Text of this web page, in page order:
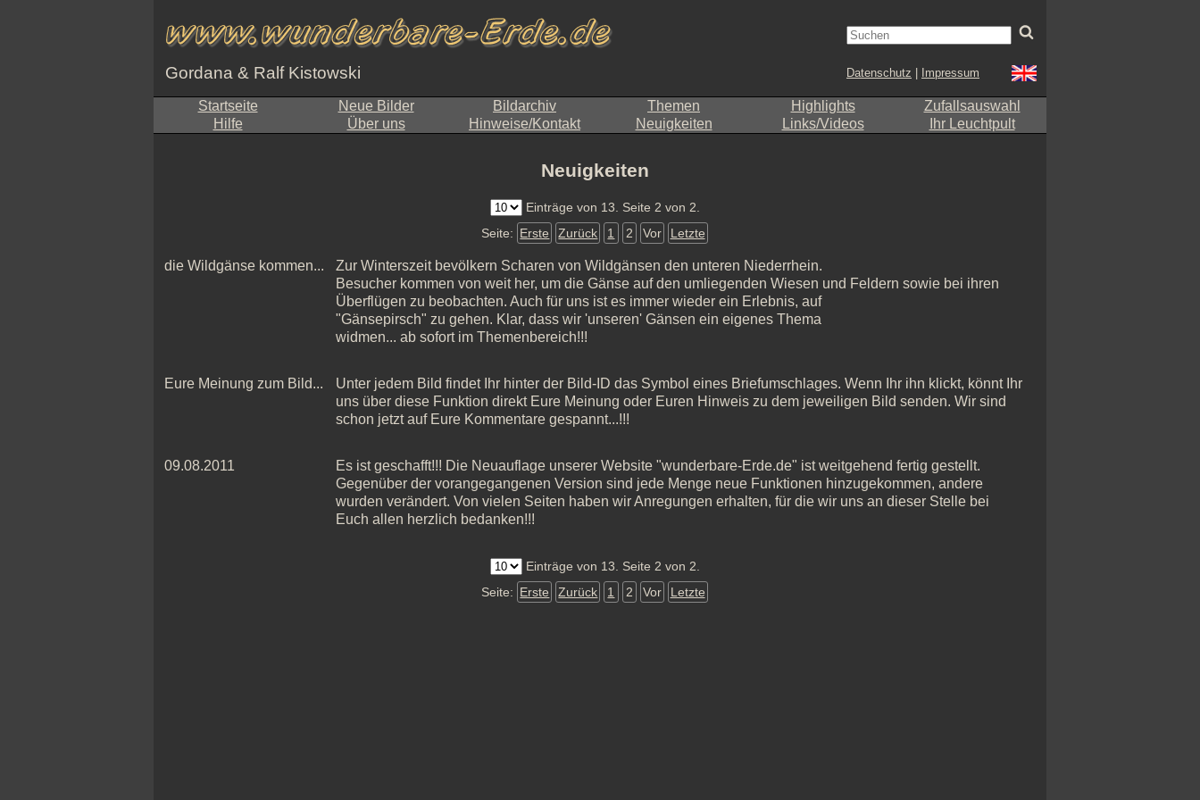
Gordana & Ralf Kistowski Datenschutz Impressum
Startseite Neue Bilder Bildarchiv Themen Highlights
Zufallsauswahl
Hilfe
Über uns Hinweise/Kontakt Neuigkeiten Links/Videos Ihr Leuchtpult
Neuigkeiten
Einträge von 13. Seite 2 von 2.
Seite: Erste Zurück 1 2 Vor Letzte
die Wildgänse kommen...
Zur Winterszeit bevölkern Scharen von Wildgänsen den unteren Niederrhein.
Besucher kommen von weit her, um die Gänse auf den umliegenden Wiesen und Feldern sowie bei ihren
Überflügen zu beobachten. Auch für uns ist es immer wieder ein Erlebnis, auf
"Gänsepirsch" zu gehen. Klar, dass wir 'unseren' Gänsen ein eigenes Thema
widmen... ab sofort im Themenbereich!!!
Eure Meinung zum Bild...
Unter jedem Bild findet Ihr hinter der Bild-ID das Symbol eines Briefumschlages. Wenn Ihr ihn klickt, könnt Ihr
uns über diese Funktion direkt Eure Meinung oder Euren Hinweis zu dem jeweiligen Bild senden. Wir sind
schon jetzt auf Eure Kommentare gespannt...!!!
09.08.2011
Es ist geschafft!!! Die Neuauflage unserer Website "wunderbare-Erde.de" ist weitgehend fertig gestellt.
Gegenüber der vorangegangenen Version sind jede Menge neue Funktionen hinzugekommen, andere
wurden verändert. Von vielen Seiten haben wir Anregungen erhalten, für die wir uns an dieser Stelle bei
Euch allen herzlich bedanken!!!
Einträge von 13. Seite 2 von 2.
Seite: Erste Zurück 1 2 Vor Letzte